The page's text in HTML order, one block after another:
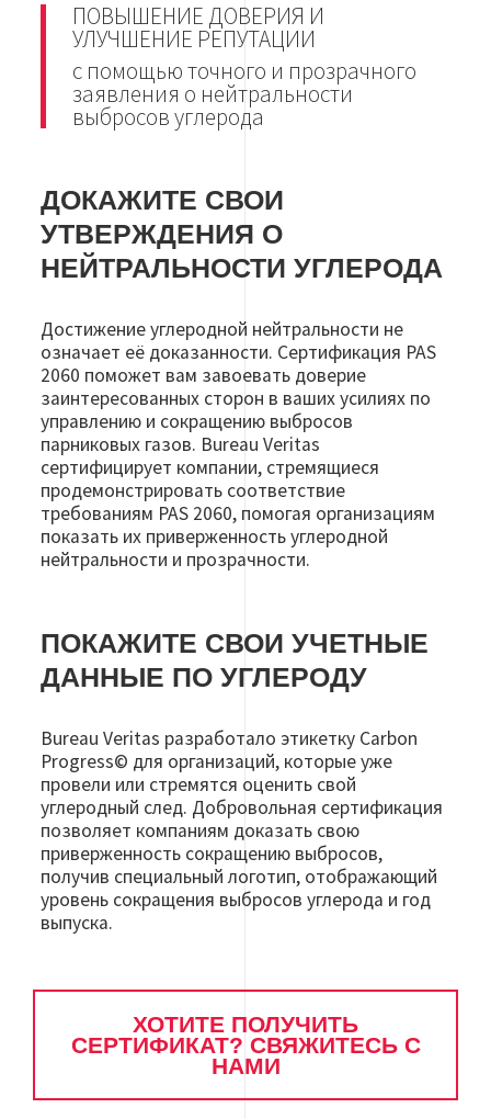
ПОВЫШЕНИЕ ДОВЕРИЯ И
УЛУЧШЕНИЕ РЕПУТАЦИИ
с помощью точного и прозрачного
заявления о нейтральности
выбросов углерода
ДОКАЖИТЕ СВОИ
УТВЕРЖДЕНИЯ О
НЕЙТРАЛЬНОСТИ УГЛЕРОДА
Достижение углеродной нейтральности не
означает её доказанности. Сертификация PAS
2060 поможет вам завоевать доверие
заинтересованных сторон в ваших усилиях по
управлению и сокращению выбросов
парниковых газов. Bureau Veritas
сертифицирует компании, стремящиеся
продемонстрировать соответствие
требованиям PAS 2060, помогая организациям
показать их приверженность углеродной
нейтральности и прозрачности.
ПОКАЖИТЕ СВОИ УЧЕТНЫЕ
ДАННЫЕ ПО УГЛЕРОДУ
Bureau Veritas разработало этикетку Carbon
Progress© для организаций, которые уже
провели или стремятся оценить свой
углеродный след. Добровольная сертификация
позволяет компаниям доказать свою
приверженность сокращению выбросов,
получив специальный логотип, отображающий
уровень сокращения выбросов углерода и год
выпуска.
ХОТИТЕ ПОЛУЧИТЬ
СЕРТИФИКАТ? СВЯЖИТЕСЬ С
НАМИ